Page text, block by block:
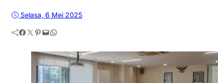
Selasa, 6 Mei 2025
Facebook Twitter Pinterest Mail WhatsApp